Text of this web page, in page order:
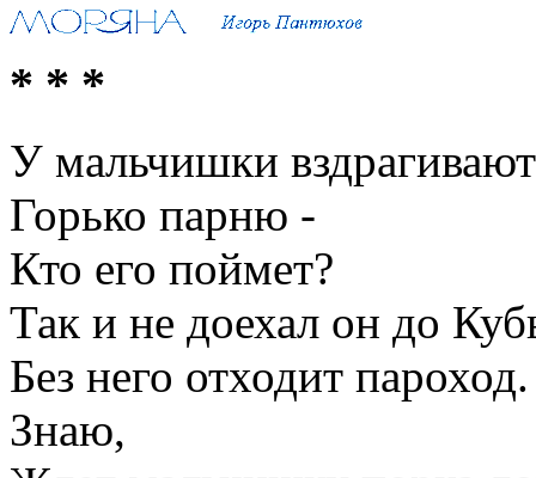
* * *
У мальчишки
Горько парню -
Кто его поймет?
Так и не доехал он до
Без него отходит пароход.
Знаю,